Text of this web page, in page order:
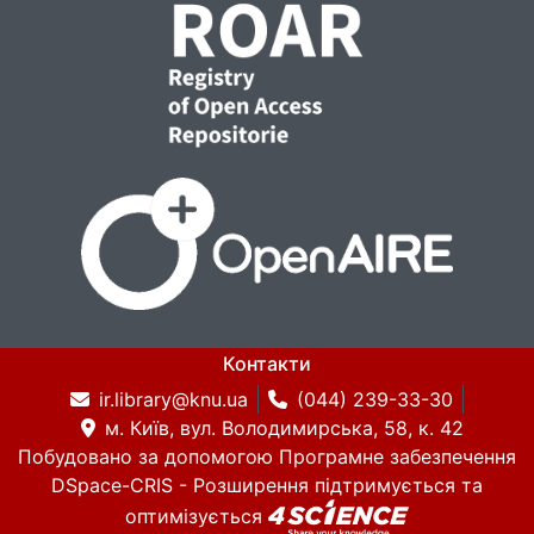
Контакти
ir.library@knu.ua
(044) 239-33-30
м. Київ, вул. Володимирська, 58, к. 42
Побудовано за допомогою Програмне забезпечення
DSpace-CRIS - Розширення підтримується та
оптимізується